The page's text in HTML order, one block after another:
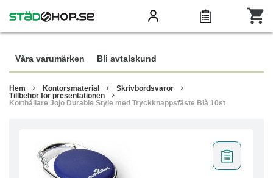
Våra varumärken Bli avtalskund
Hem Kontorsmaterial
Skrivbordsvaror
Tillbehör för presentationen
Korthållare Jojo Durable Style med Tryckknappsfäste Blå 10st